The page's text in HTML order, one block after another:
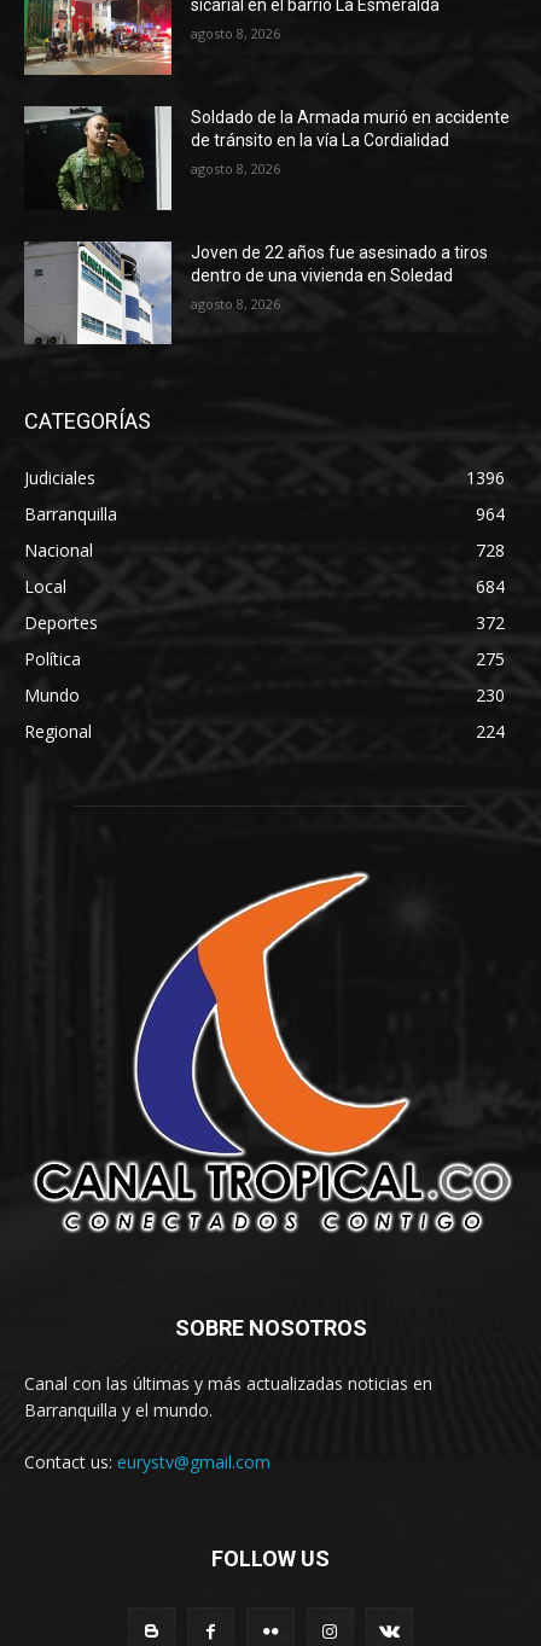
sicarial en el barrio La Esmeralda
agosto 8, 2026
Soldado de la Armada murió en accidente
de tránsito en la vía La Cordialidad
agosto 8, 2026
Joven de 22 años fue asesinado a tiros
dentro de una vivienda en Soledad
agosto 8, 2026
CATEGORÍAS
Judiciales
1396
Barranquilla
964
Nacional
728
Local
684
Deportes
372
Política
275
Mundo
230
Regional
224
SOBRE NOSOTROS
Canal con las últimas y más actualizadas noticias en
Barranquilla y el mundo.
Contact us: eurystv@gmail.com
FOLLOW US